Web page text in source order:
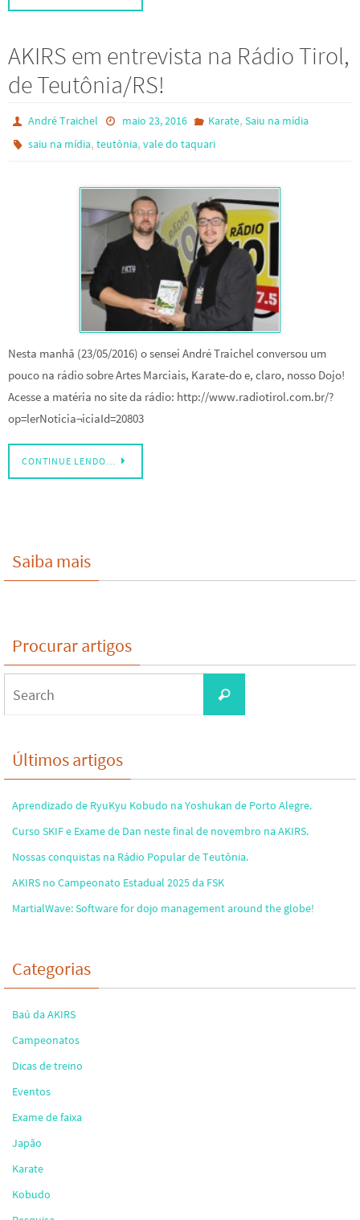
AKIRS em entrevista na Rádio Tirol,
de Teutônia/RS!
André Traichel maio 23, 2016 Karate, Saiu na mídia
saiu na mídia,teutônia,vale do taquari
Nesta manhã (23/05/2016) o sensei André Traichel conversou um
pouco na rádio sobre Artes Marciais, Karate-do e, claro, nosso Dojo!
Acesse a matéria no site da rádio: http://www.radiotirol.com.br/?
op=lerNoticia¬iciaId=20803
CONTINUE LENDO…
Saiba mais
Procurar artigos
Search
Últimos artigos
Aprendizado de RyuKyu Kobudo na Yoshukan de Porto Alegre.
Curso SKIF e Exame de Dan neste final de novembro na AKIRS.
Nossas conquistas na Rádio Popular de Teutônia.
AKIRS no Campeonato Estadual 2025 da FSK
MartialWave: Software for dojo management around the globe!
Categorias
Baú da AKIRS
Campeonatos
Dicas de treino
Eventos
Exame de faixa
Japão
Karate
Kobudo